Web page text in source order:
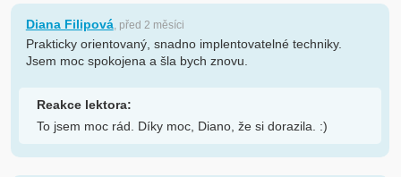
Diana Filipová, před 2 měsíci
Prakticky orientovaný, snadno implentovatelné techniky.
Jsem moc spokojena a šla bych znovu.
Reakce lektora:
To jsem moc rád. Díky moc, Diano, že si dorazila. :)